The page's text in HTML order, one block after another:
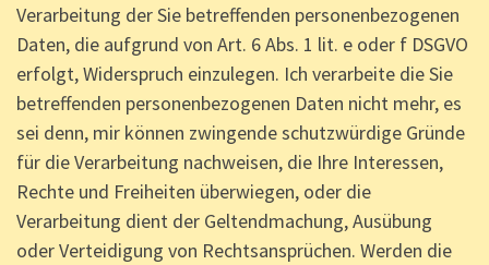
Verarbeitung der Sie betreffenden personenbezogenen
Daten, die aufgrund von Art. 6 Abs. 1 lit. e oder f DSGVO
erfolgt, Widerspruch einzulegen. Ich verarbeite die Sie
betreffenden personenbezogenen Daten nicht mehr, es
sei denn, mir können zwingende schutzwürdige Gründe
für die Verarbeitung nachweisen, die Ihre Interessen,
Rechte und Freiheiten überwiegen, oder die
Verarbeitung dient der Geltendmachung, Ausübung
oder Verteidigung von Rechtsansprüchen. Werden die